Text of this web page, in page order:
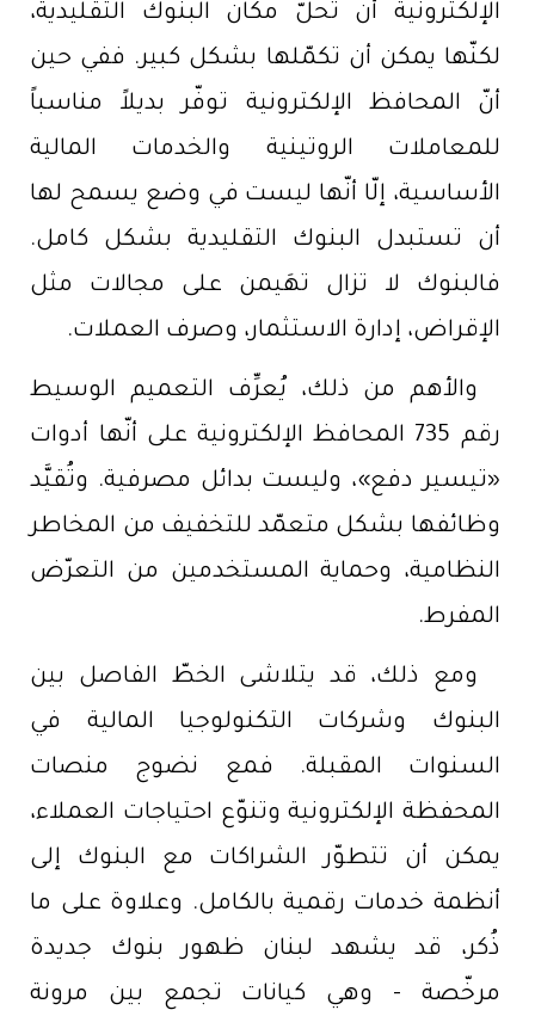
الإلكترونية أن تحلّ مكان البنوك التقليدية،
لكنّها يمكن أن تكمّلها بشكل كبير. ففي حين
أنّ المحافظ الإلكترونية توفّر بديلاً مناسباً
للمعاملات الروتينية والخدمات المالية
الأساسية، إلّا أنّها ليست في وضع يسمح لها
أن تستبدل البنوك التقليدية بشكل كامل.
فالبنوك لا تزال تهَيمن على مجالات مثل
الإقراض، إدارة الاستثمار، وصرف العملات.
والأهم من ذلك، يُعرِّف التعميم الوسيط
رقم 735 المحافظ الإلكترونية على أنّها أدوات
«تيسير دفع»، وليست بدائل مصرفية. وتُقيَّد
وظائفها بشكل متعمّد للتخفيف من المخاطر
النظامية، وحماية المستخدمين من التعرّض
المفرط.
ومع ذلك، قد يتلاشى الخطّ الفاصل بين
البنوك وشركات التكنولوجيا المالية في
السنوات المقبلة. فمع نضوج منصات
المحفظة الإلكترونية وتنوّع احتياجات العملاء،
يمكن أن تتطوّر الشراكات مع البنوك إلى
أنظمة خدمات رقمية بالكامل. وعلاوة على ما
ذُكر، قد يشهد لبنان ظهور بنوك جديدة
مرخّصة - وهي كيانات تجمع بين مرونة